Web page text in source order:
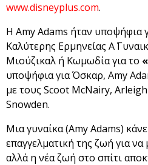
www.disneyplus.com.
Η Amy Adams ήταν υποψήφια
Καλύτερης Eρμηνείας Α΄
Μιούζικαλ ή Κωμωδία για το «
υποψήφια για Όσκαρ, Amy
με τους Scoot McNairy,
Snowden.
Μια γυναίκα (Amy Adams)
επαγγελματική της ζωή για να
αλλά η νέα ζωή στο σπίτι